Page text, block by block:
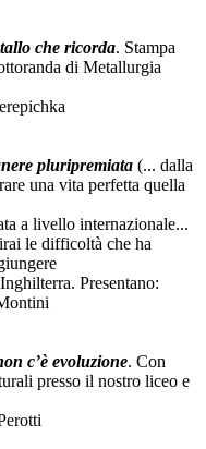
che ricorda. Stampa
di Metallurgia
pluripremiata (... dalla
una vita perfetta quella
a livello internazionale...
le difficoltà che ha
Presentano:
c’è evoluzione. Con
presso il nostro liceo e